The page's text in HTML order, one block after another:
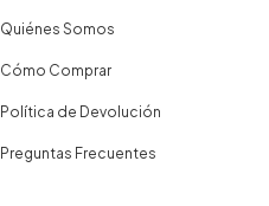
Quiénes Somos
Cómo Comprar
Política de Devolución
Preguntas Frecuentes